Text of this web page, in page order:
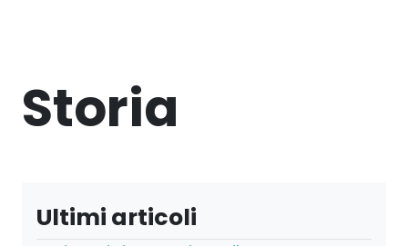
Storia
Ultimi articoli